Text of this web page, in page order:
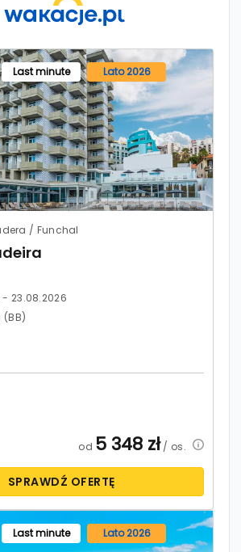
Last minute Lato 2026
/ Funchal
- 23.08.2026
od 5 348 zł/ os.
SPRAWDŹ OFERTĘ
Last minute Lato 2026